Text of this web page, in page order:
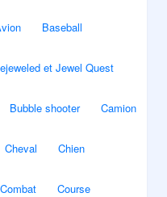
Baseball
et Jewel Quest
Bubble shooter Camion
Cheval Chien
Combat Course